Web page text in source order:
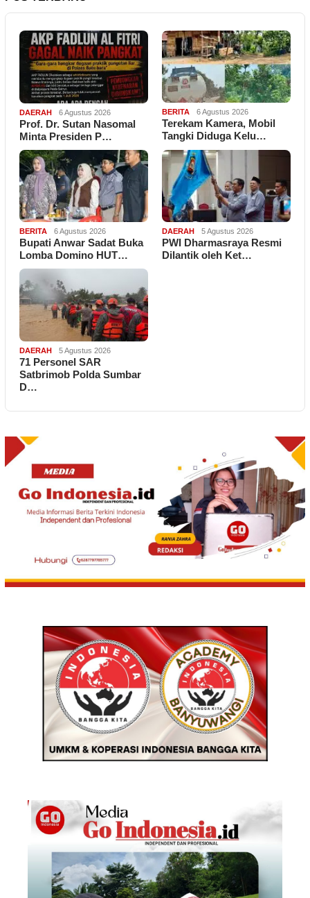
DAERAH 6 Agustus 2026
Prof. Dr. Sutan Nasomal
Minta Presiden P…
BERITA 6 Agustus 2026
Terekam Kamera, Mobil
Tangki Diduga Kelu…
BERITA 6 Agustus 2026
Bupati Anwar Sadat Buka
Lomba Domino HUT…
DAERAH 5 Agustus 2026
PWI Dharmasraya Resmi
Dilantik oleh Ket…
DAERAH 5 Agustus 2026
71 Personel SAR
Satbrimob Polda Sumbar
D…